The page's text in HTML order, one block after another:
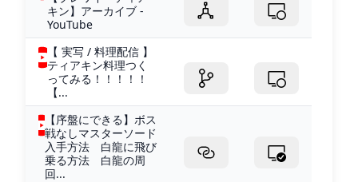
キン】アーカイブ -
YouTube
【 実写 / 料理配信 】
ティアキン料理つく
ってみる！！！！！
【...
【序盤にできる】ボス
戦なしマスターソード
入手方法 白龍に飛び
乗る方法 白龍の周
回...